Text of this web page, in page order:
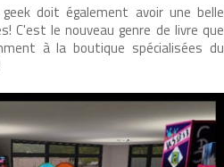
doit également avoir une belle
C'est le nouveau genre de livre que
à la boutique spécialisées du